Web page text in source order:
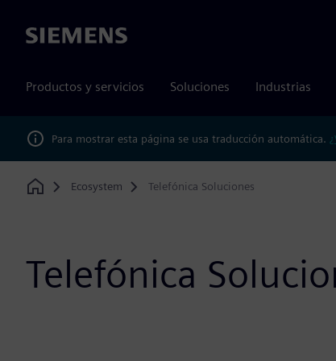
Siemens
Productos y servicios Soluciones Industrias
Para mostrar esta página se usa traducción automática.
Home
Ecosystem Telefónica Soluciones
Telefónica